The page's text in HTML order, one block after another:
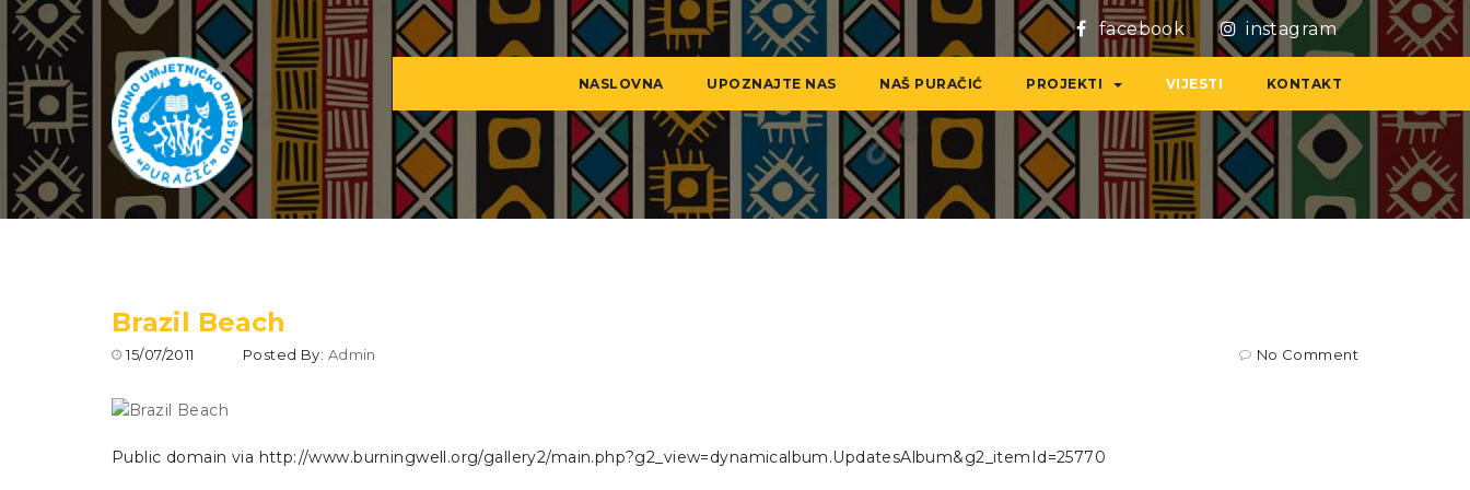
facebook instagram
NASLOVNA UPOZNAJTE NAS NAŠ PURAČIĆ PROJEKTI VIJESTI KONTAKT
Brazil Beach
15/07/2011 Posted By: Admin No Comment
Public domain via http://www.burningwell.org/gallery2/main.php?g2_view=dynamicalbum.UpdatesAlbum&g2_itemId=25770